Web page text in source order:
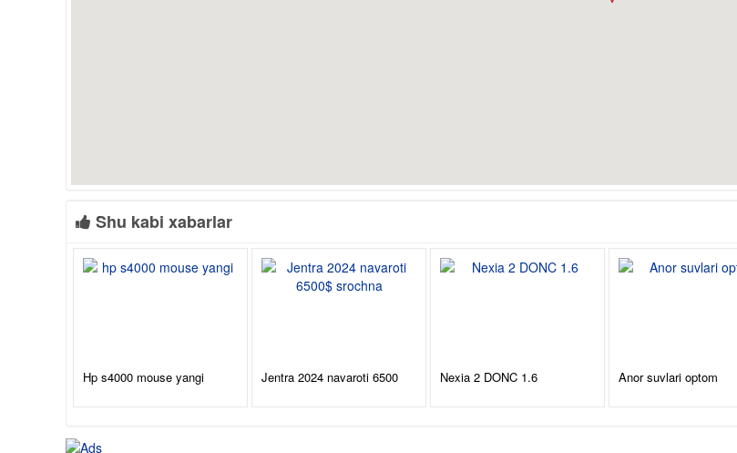
Shu kabi xabarlar
Hp s4000 mouse yangi Jentra 2024 navaroti 6500 Nexia 2 DONC 1.6 Anor suvlari optom